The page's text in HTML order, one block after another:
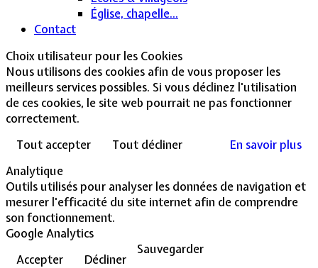
Église, chapelle...
Contact
Choix utilisateur pour les Cookies
Nous utilisons des cookies afin de vous proposer les
meilleurs services possibles. Si vous déclinez l'utilisation
de ces cookies, le site web pourrait ne pas fonctionner
correctement.
Tout accepter
Tout décliner
En savoir plus
Analytique
Outils utilisés pour analyser les données de navigation et
mesurer l'efficacité du site internet afin de comprendre
son fonctionnement.
Google Analytics
Accepter
Décliner
Sauvegarder